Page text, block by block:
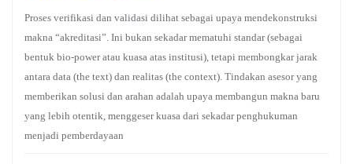
Proses verifikasi dan validasi dilihat sebagai upaya mendekonstruksi
makna “akreditasi”. Ini bukan sekadar mematuhi standar (sebagai
bentuk bio-power atau kuasa atas institusi), tetapi membongkar jarak
antara data (the text) dan realitas (the context). Tindakan asesor yang
memberikan solusi dan arahan adalah upaya membangun makna baru
yang lebih otentik, menggeser kuasa dari sekadar penghukuman
menjadi pemberdayaan